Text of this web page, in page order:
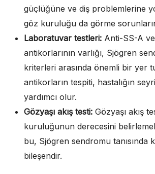
güçlüğüne ve diş problemlerine
göz kuruluğu da görme
Laboratuvar testleri: Anti-SS-A
antikorlarının varlığı, Sjögren
kriterleri arasında önemli bir yer
antikorların tespiti, hastalığın
yardımcı olur.
Gözyaşı akış testi: Gözyaşı akış
kuruluğunun derecesini
bu, Sjögren sendromu tanısında
bileşendir.